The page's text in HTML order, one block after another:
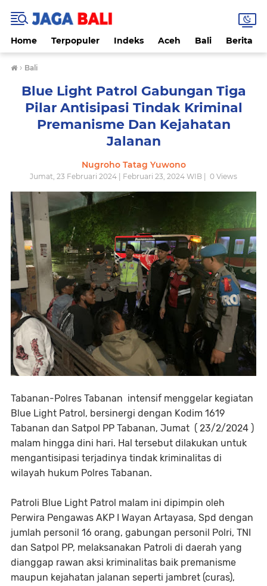
Home Terpopuler Indeks Aceh Bali Berita
› Bali
Blue Light Patrol Gabungan Tiga
Pilar Antisipasi Tindak Kriminal
Premanisme Dan Kejahatan
Jalanan
Nugroho Tatag Yuwono
Jumat, 23 Februari 2024 | Februari 23, 2024 WIB | 0 Views
Tabanan-Polres Tabanan intensif menggelar kegiatan
Blue Light Patrol, bersinergi dengan Kodim 1619
Tabanan dan Satpol PP Tabanan, Jumat ( 23/2/2024 )
malam hingga dini hari. Hal tersebut dilakukan untuk
mengantisipasi terjadinya tindak kriminalitas di
wilayah hukum Polres Tabanan.
Patroli Blue Light Patrol malam ini dipimpin oleh
Perwira Pengawas AKP I Wayan Artayasa, Spd dengan
jumlah personil 16 orang, gabungan personil Polri, TNI
dan Satpol PP, melaksanakan Patroli di daerah yang
dianggap rawan aksi kriminalitas baik premanisme
maupun kejahatan jalanan seperti jambret (curas),